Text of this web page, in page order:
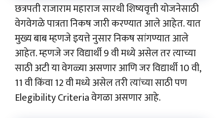
छत्रपती राजाराम महाराज सारथी शिष्यवृत्ती योजनेसाठी
वेगवेगळे पात्रता निकष जारी करण्यात आले आहेत. यात
मुख्य बाब म्हणजे इयत्ते नुसार निकष सांगण्यात आले
आहेत. म्हणजे जर विद्यार्थी 9 वी मध्ये असेल तर त्याच्या
साठी अटी या वेगळ्या असणार आणि जर विद्यार्थी 10 वी,
11 वी किंवा 12 वी मध्ये असेल तरी त्यांच्या साठी पण
Elegibility Criteria वेगळा असणार आहे.